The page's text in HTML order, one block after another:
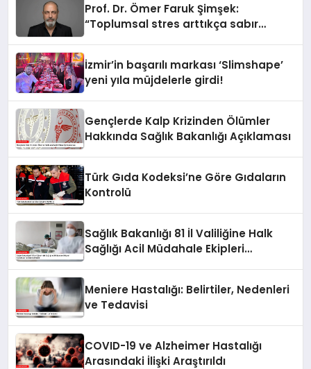
Prof. Dr. Ömer Faruk Şimşek:
“Toplumsal stres arttıkça sabır
İzmir’in başarılı markası ‘Slimshape’
yeni yıla müjdelerle girdi!
Gençlerde Kalp Krizinden Ölümler
Hakkında Sağlık Bakanlığı Açıklaması
Türk Gıda Kodeksi’ne Göre Gıdaların
Kontrolü
Sağlık Bakanlığı 81 İl Valiliğine Halk
Sağlığı Acil Müdahale Ekipleri
Meniere Hastalığı: Belirtiler, Nedenleri
ve Tedavisi
COVID-19 ve Alzheimer Hastalığı
Arasındaki İlişki Araştırıldı